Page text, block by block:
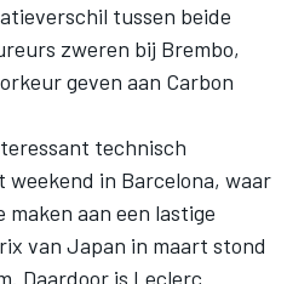
tussen beide
zweren bij Brembo,
geven aan Carbon
technisch
in Barcelona, waar
aan een lastige
van Japan in maart stond
Daardoor is Leclerc